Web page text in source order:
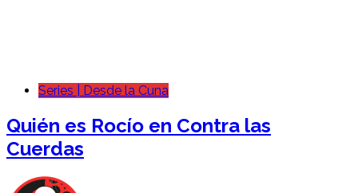
Series | Desde la Cuna
Quién es Rocío en Contra las
Cuerdas